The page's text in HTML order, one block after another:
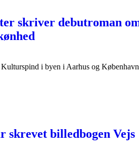
skriver debutroman
i byen i Aarhus og København
skrevet billedbogen Vejs